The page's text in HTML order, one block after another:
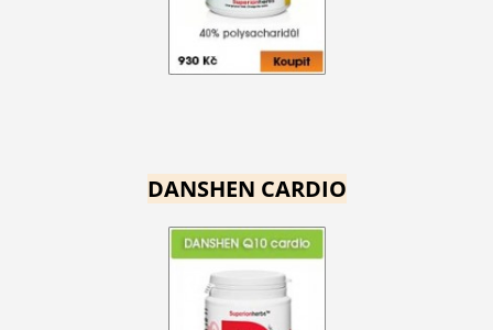
DANSHEN CARDIO